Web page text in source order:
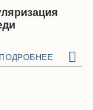
ПОДРОБНЕЕ